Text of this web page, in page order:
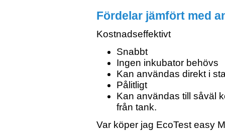
Fördelar jämfört med
Kostnadseffektivt
Snabbt
Ingen inkubator behövs
Kan användas direkt i
Pålitligt
Kan användas till såväl
från tank.
Var köper jag EcoTest easy